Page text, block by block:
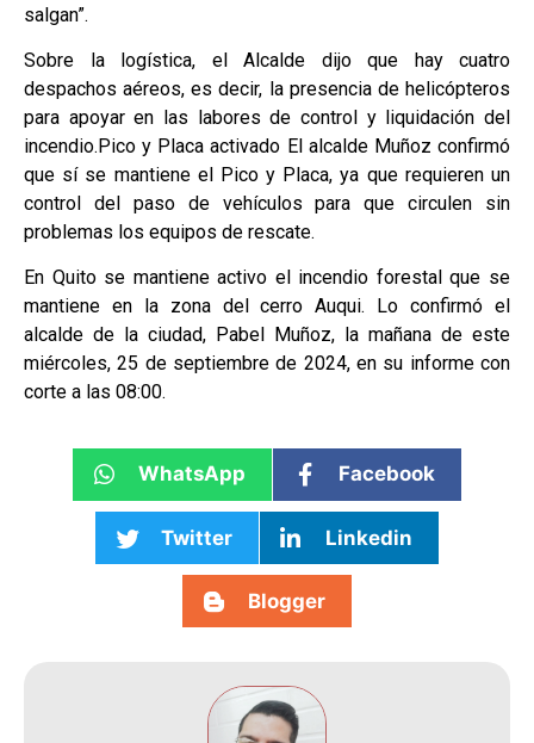
salgan”.
Sobre la logística, el Alcalde dijo que hay cuatro
despachos aéreos, es decir, la presencia de helicópteros
para apoyar en las labores de control y liquidación del
incendio.Pico y Placa activado El alcalde Muñoz confirmó
que sí se mantiene el Pico y Placa, ya que requieren un
control del paso de vehículos para que circulen sin
problemas los equipos de rescate.
En Quito se mantiene activo el incendio forestal que se
mantiene en la zona del cerro Auqui. Lo confirmó el
alcalde de la ciudad, Pabel Muñoz, la mañana de este
miércoles, 25 de septiembre de 2024, en su informe con
corte a las 08:00.
WhatsApp Facebook
Twitter Linkedin
Blogger